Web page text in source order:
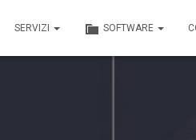
SERVIZI SOFTWARE